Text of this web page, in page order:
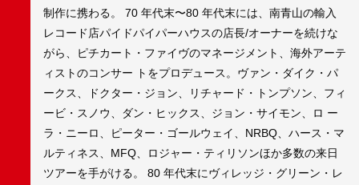
制作に携わる。 70 年代末〜80 年代末には、南⻘山の輸入
レコード店パイドパイパーハウスの店⻑/オーナーを続けな
がら、ピチカート・ファイヴのマネージメント、海外アーテ
ィストのコンサー トをプロデュース。ヴァン・ダイク・パ
ークス、ドクター・ジョン、リチャード・トンプソン、フィ
ービ・スノウ、ダン・ヒックス、ジョン・サイモン、ロ ー
ラ・ニーロ、ピーター・ゴールウェイ、NRBQ、ハース・マ
ルティネス、MFQ、ロジャー・ティリソンほか多数の来日
ツアーを手がける。 80 年代末にヴィレッジ・グリーン・レ